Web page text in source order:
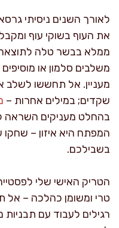
לאורך השנים ניסיתי
את העוף בשוקי עוף
ממלא בבשר טלה לתוצאה
משלבים סלמון או
מעניין. אל תחששו לשלב
שקדים; במילים אחרות –
בהחלט מעניקים השראה
המפתח היא איזון –
בשבילכם.
הטריק האישי שלי
טרי ומשומן כהלכה –
רגילים לעבוד עם